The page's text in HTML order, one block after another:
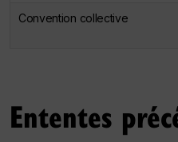
Convention collective
Ententes